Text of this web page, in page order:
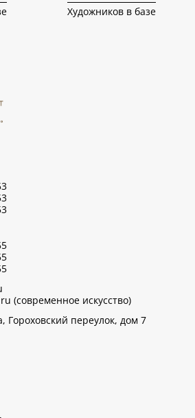
Художников в базе
(современное искусство)
Гороховский переулок, дом 7